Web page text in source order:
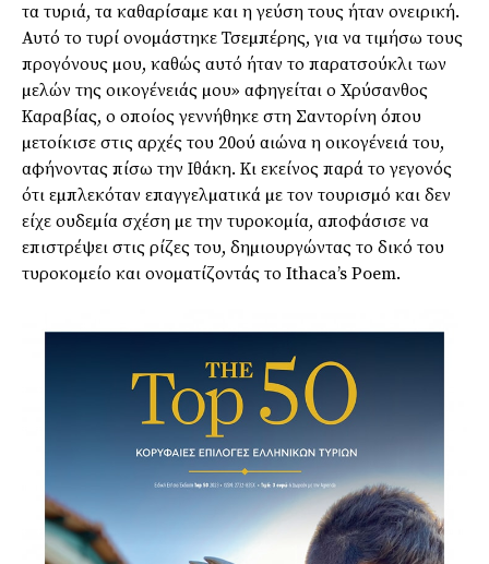
τα τυριά, τα καθαρίσαµε και η γεύση τους ήταν ονειρική.
Αυτό το τυρί ονοµάστηκε Τσεµπέρης, για να τιµήσω τους
προγόνους µου, καθώς αυτό ήταν το παρατσούκλι των
µελών της οικογένειάς µου» αφηγείται ο Χρύσανθος
Καραβίας, ο οποίος γεννήθηκε στη Σαντορίνη όπου
µετοίκισε στις αρχές του 20ού αιώνα η οικογένειά του,
αφήνοντας πίσω την Ιθάκη. Κι εκείνος παρά το γεγονός
ότι εµπλεκόταν επαγγελµατικά µε τον τουρισµό και δεν
είχε ουδεµία σχέση µε την τυροκοµία, αποφάσισε να
επιστρέψει στις ρίζες του, δηµιουργώντας το δικό του
τυροκοµείο και ονοµατίζοντάς το Ithaca’s Poem.